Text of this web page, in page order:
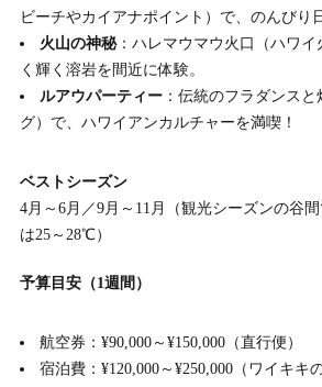
ビーチやカイアナポイント）で、のんびり
火山の神秘：ハレマウマウ火口（ハワ
く輝く溶岩を間近に体験。
ルアウパーティー ：伝統のフラダンス
グ）で、ハワイアンカルチャーを満喫！
ベストシーズン
4月～6月／9月～11月（観光シーズンの谷
は25～28℃）
予算目安（1週間）
航空券：¥90,000～¥150,000（直行便）
宿泊費：¥120,000～¥250,000（ワイキキ